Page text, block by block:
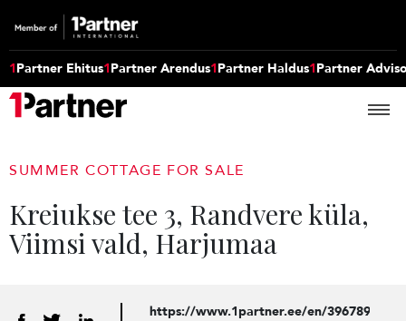
1Partner Ehitus1Partner Arendus1Partner Haldus1Partner
SUMMER COTTAGE FOR SALE
Kreiukse tee 3, Randvere küla,
Viimsi vald, Harjumaa
https://www.1partner.ee/en/